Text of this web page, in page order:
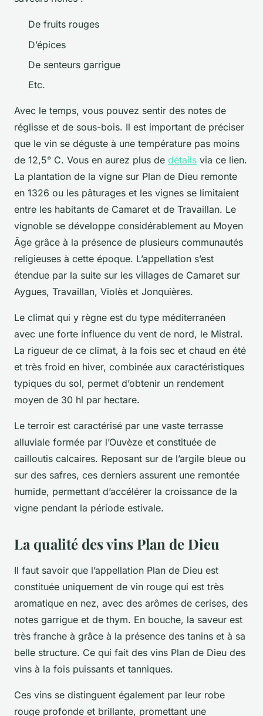
De fruits rouges
D’épices
De senteurs garrigue
Etc.
Avec le temps, vous pouvez sentir des notes de
réglisse et de sous-bois. Il est important de préciser
que le vin se déguste à une température pas moins
de 12,5° C. Vous en aurez plus de détails via ce lien.
La plantation de la vigne sur Plan de Dieu remonte
en 1326 ou les pâturages et les vignes se limitaient
entre les habitants de Camaret et de Travaillan. Le
vignoble se développe considérablement au Moyen
Âge grâce à la présence de plusieurs communautés
religieuses à cette époque. L’appellation s’est
étendue par la suite sur les villages de Camaret sur
Aygues, Travaillan, Violès et Jonquières.
Le climat qui y règne est du type méditerranéen
avec une forte influence du vent de nord, le Mistral.
La rigueur de ce climat, à la fois sec et chaud en été
et très froid en hiver, combinée aux caractéristiques
typiques du sol, permet d’obtenir un rendement
moyen de 30 hl par hectare.
Le terroir est caractérisé par une vaste terrasse
alluviale formée par l’Ouvèze et constituée de
cailloutis calcaires. Reposant sur de l’argile bleue ou
sur des safres, ces derniers assurent une remontée
humide, permettant d’accélérer la croissance de la
vigne pendant la période estivale.
La qualité des vins Plan de Dieu
Il faut savoir que l’appellation Plan de Dieu est
constituée uniquement de vin rouge qui est très
aromatique en nez, avec des arômes de cerises, des
notes garrigue et de thym. En bouche, la saveur est
très franche à grâce à la présence des tanins et à sa
belle structure. Ce qui fait des vins Plan de Dieu des
vins à la fois puissants et tanniques.
Ces vins se distinguent également par leur robe
rouge profonde et brillante, promettant une